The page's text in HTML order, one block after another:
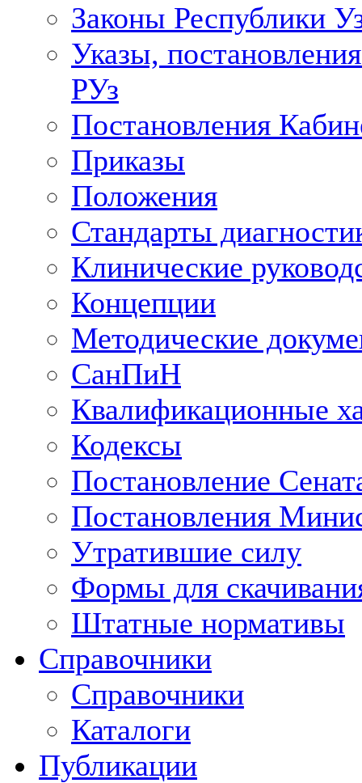
Законы Республики
Указы,
РУз
Постановления
Приказы
Положения
Стандарты
Клинические
Концепции
Методические
СанПиН
Квалификационные
Кодексы
Постановление
Постановления
Утратившие силу
Формы для
Штатные нормативы
Справочники
Справочники
Каталоги
Публикации